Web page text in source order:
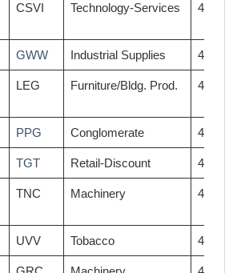
CSVI Technology-Services 49
GWW Industrial Supplies 49
LEG Furniture/Bldg. Prod. 49
PPG Conglomerate 49
TGT Retail-Discount 49
TNC Machinery 49
UVV Tobacco 49